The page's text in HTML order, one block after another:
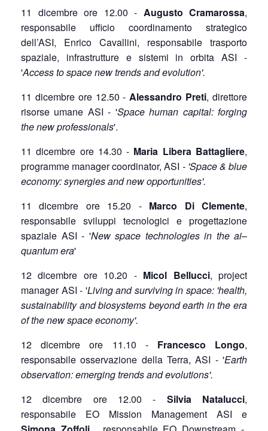
11 dicembre ore 12.00 - Augusto Cramarossa,
responsabile ufficio coordinamento strategico
dell’ASI, Enrico Cavallini, responsabile trasporto
spaziale, infrastrutture e sistemi in orbita ASI -
'Access to space new trends and evolution'.
11 dicembre ore 12.50 -Alessandro Preti, direttore
risorse umane ASI - 'Space human capital: forging
the new professionals'.
11 dicembre ore 14.30 - Maria Libera Battagliere,
programme manager coordinator, ASI - 'Space & blue
economy: synergies and new opportunities'.
11 dicembre ore 15.20 - Marco Di Clemente,
responsabile sviluppi tecnologici e progettazione
spaziale ASI - 'New space technologies in the ai–
quantum era'
12 dicembre ore 10.20 - Micol Bellucci, project
manager ASI - 'Living and surviving in space: 'health,
sustainability and biosystems beyond earth in the era
of the new space economy'.
12 dicembre ore 11.10 - Francesco Longo,
responsabile osservazione della Terra, ASI - 'Earth
observation: emerging trends and evolutions'.
12 dicembre ore 12.00 - Silvia Natalucci,
responsabile EO Mission Management ASI e